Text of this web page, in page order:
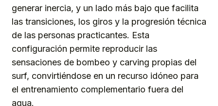
generar inercia, y un lado más bajo que facilita
las transiciones, los giros y la progresión técnica
de las personas practicantes. Esta
configuración permite reproducir las
sensaciones de bombeo y carving propias del
surf, convirtiéndose en un recurso idóneo para
el entrenamiento complementario fuera del
agua.